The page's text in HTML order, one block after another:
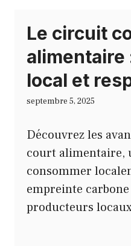
Le circuit
alimentaire
local et
septembre 5, 2025
Découvrez les
court alimentaire,
consommer
empreinte
producteurs